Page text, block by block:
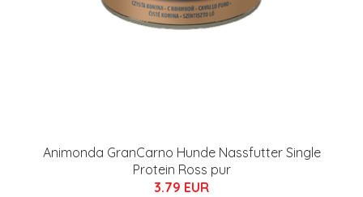
Animonda GranCarno Hunde Nassfutter Single
Protein Ross pur
3.79 EUR